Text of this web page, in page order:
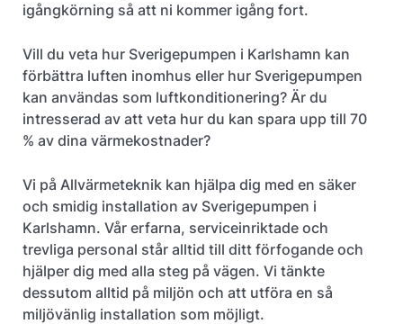
igångkörning så att ni kommer igång fort.
Vill du veta hur Sverigepumpen i Karlshamn kan
förbättra luften inomhus eller hur Sverigepumpen
kan användas som luftkonditionering? Är du
intresserad av att veta hur du kan spara upp till 70
% av dina värmekostnader?
Vi på Allvärmeteknik kan hjälpa dig med en säker
och smidig installation av Sverigepumpen i
Karlshamn. Vår erfarna, serviceinriktade och
trevliga personal står alltid till ditt förfogande och
hjälper dig med alla steg på vägen. Vi tänkte
dessutom alltid på miljön och att utföra en så
miljövänlig installation som möjligt.